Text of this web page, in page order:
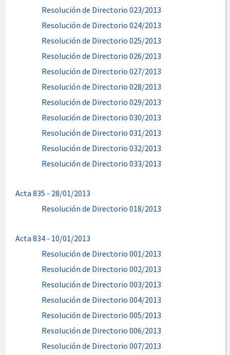
Resolución de Directorio 023/2013
Resolución de Directorio 024/2013
Resolución de Directorio 025/2013
Resolución de Directorio 026/2013
Resolución de Directorio 027/2013
Resolución de Directorio 028/2013
Resolución de Directorio 029/2013
Resolución de Directorio 030/2013
Resolución de Directorio 031/2013
Resolución de Directorio 032/2013
Resolución de Directorio 033/2013
Acta 835 - 28/01/2013
Resolución de Directorio 018/2013
Acta 834 - 10/01/2013
Resolución de Directorio 001/2013
Resolución de Directorio 002/2013
Resolución de Directorio 003/2013
Resolución de Directorio 004/2013
Resolución de Directorio 005/2013
Resolución de Directorio 006/2013
Resolución de Directorio 007/2013